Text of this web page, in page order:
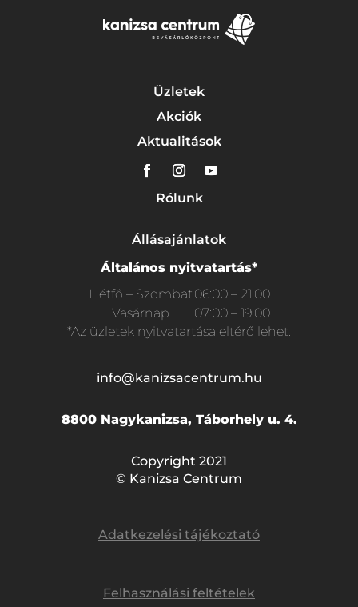
Üzletek
Akciók
Aktualitások
Rólunk
Állásajánlatok
Általános nyitvatartás*
Hétfő – Szombat06:00 – 21:00
Vasárnap
07:00 – 19:00
*Az üzletek nyitvatartása eltérő lehet.
info@kanizsacentrum.hu
8800 Nagykanizsa, Táborhely u. 4.
Copyright 2021
© Kanizsa Centrum
Adatkezelési tájékoztató
Felhasználási feltételek